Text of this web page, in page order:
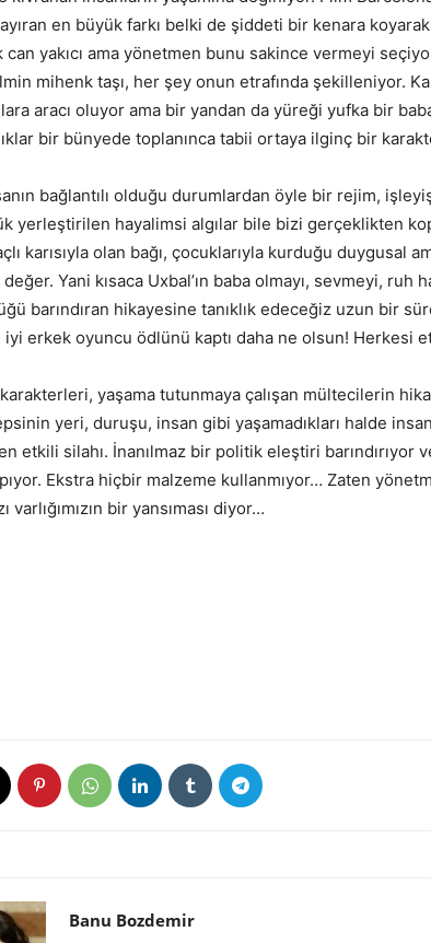
en büyük farkı belki de şiddeti bir kenara koyarak
can yakıcı ama yönetmen bunu sakince vermeyi
mihenk taşı, her şey onun etrafında şekilleniyor.
aracı oluyor ama bir yandan da yüreği yufka bir
bir bünyede toplanınca tabii ortaya ilginç bir
bağlantılı olduğu durumlardan öyle bir rejim,
yerleştirilen hayalimsi algılar bile bizi gerçeklikten
karısıyla olan bağı, çocuklarıyla kurduğu duygusal
Yani kısaca Uxbal’ın baba olmayı, sevmeyi, ruh
barındıran hikayesine tanıklık edeceğiz uzun bir
iyi erkek oyuncu ödlünü kaptı daha ne olsun! Herkesi
yaşama tutunmaya çalışan mültecilerin
yeri, duruşu, insan gibi yaşamadıkları halde
etkili silahı. İnanılmaz bir politik eleştiri barındırıyor
Ekstra hiçbir malzeme kullanmıyor… Zaten
varlığımızın bir yansıması diyor…
Banu Bozdemir